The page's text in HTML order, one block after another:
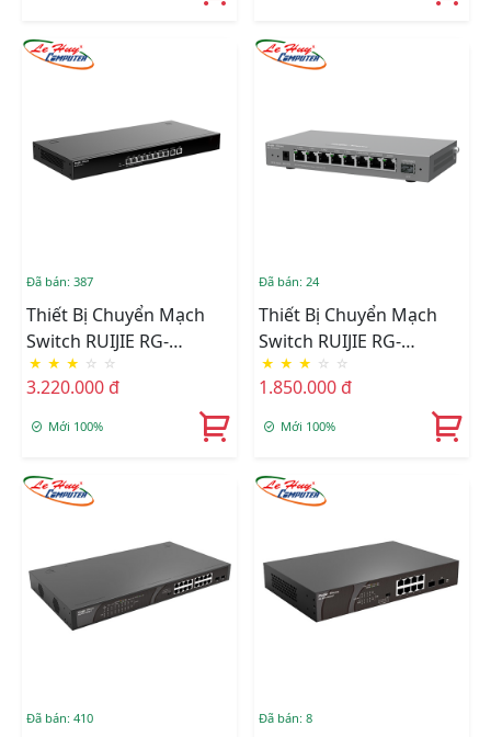
Đã bán: 387
Thiết Bị Chuyển Mạch
Switch RUIJIE RG-
EG210G-E 10-Port
1000BASE-T Cloud
Managed
★ ★ ★ ☆ ☆
3.220.000 đ
Mới 100%
Đã bán: 24
Thiết Bị Chuyển Mạch
Switch RUIJIE RG-
EG209GS 9-Port Gigabit
Cloud Managed SFP
★ ★ ★ ☆ ☆
1.850.000 đ
Mới 100%
Đã bán: 410 Đã bán: 8